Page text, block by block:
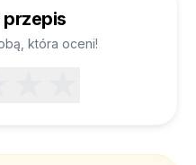
przepis
która oceni!